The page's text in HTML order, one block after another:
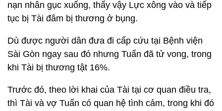
nạn nhân gục xuống, thấy vậy Lực xông vào và tiếp
tục bị Tài đâm bị thương ở bụng.
Dù được người dân đưa đi cấp cứu tại Bệnh viện
Sài Gòn ngay sau đó nhưng Tuấn đã tử vong, trong
khi Tài bị thương tật 16%.
Trước đó, theo lời khai của Tài tại cơ quan điều tra,
thì Tài và vợ Tuấn có quan hệ tình cảm, trong khi đó